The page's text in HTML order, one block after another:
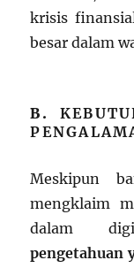
krisis
besar dalam
B.
Meskipun
mengklaim
dalam
pengetahuan